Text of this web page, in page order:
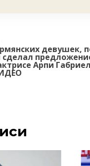
девушек,
сделал
Арпи